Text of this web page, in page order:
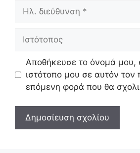
Ηλ.
Ιστότοπος
Αποθήκευσε το όνομά μου,
ιστότοπο μου σε αυτόν τον
επόμενη φορά που θα